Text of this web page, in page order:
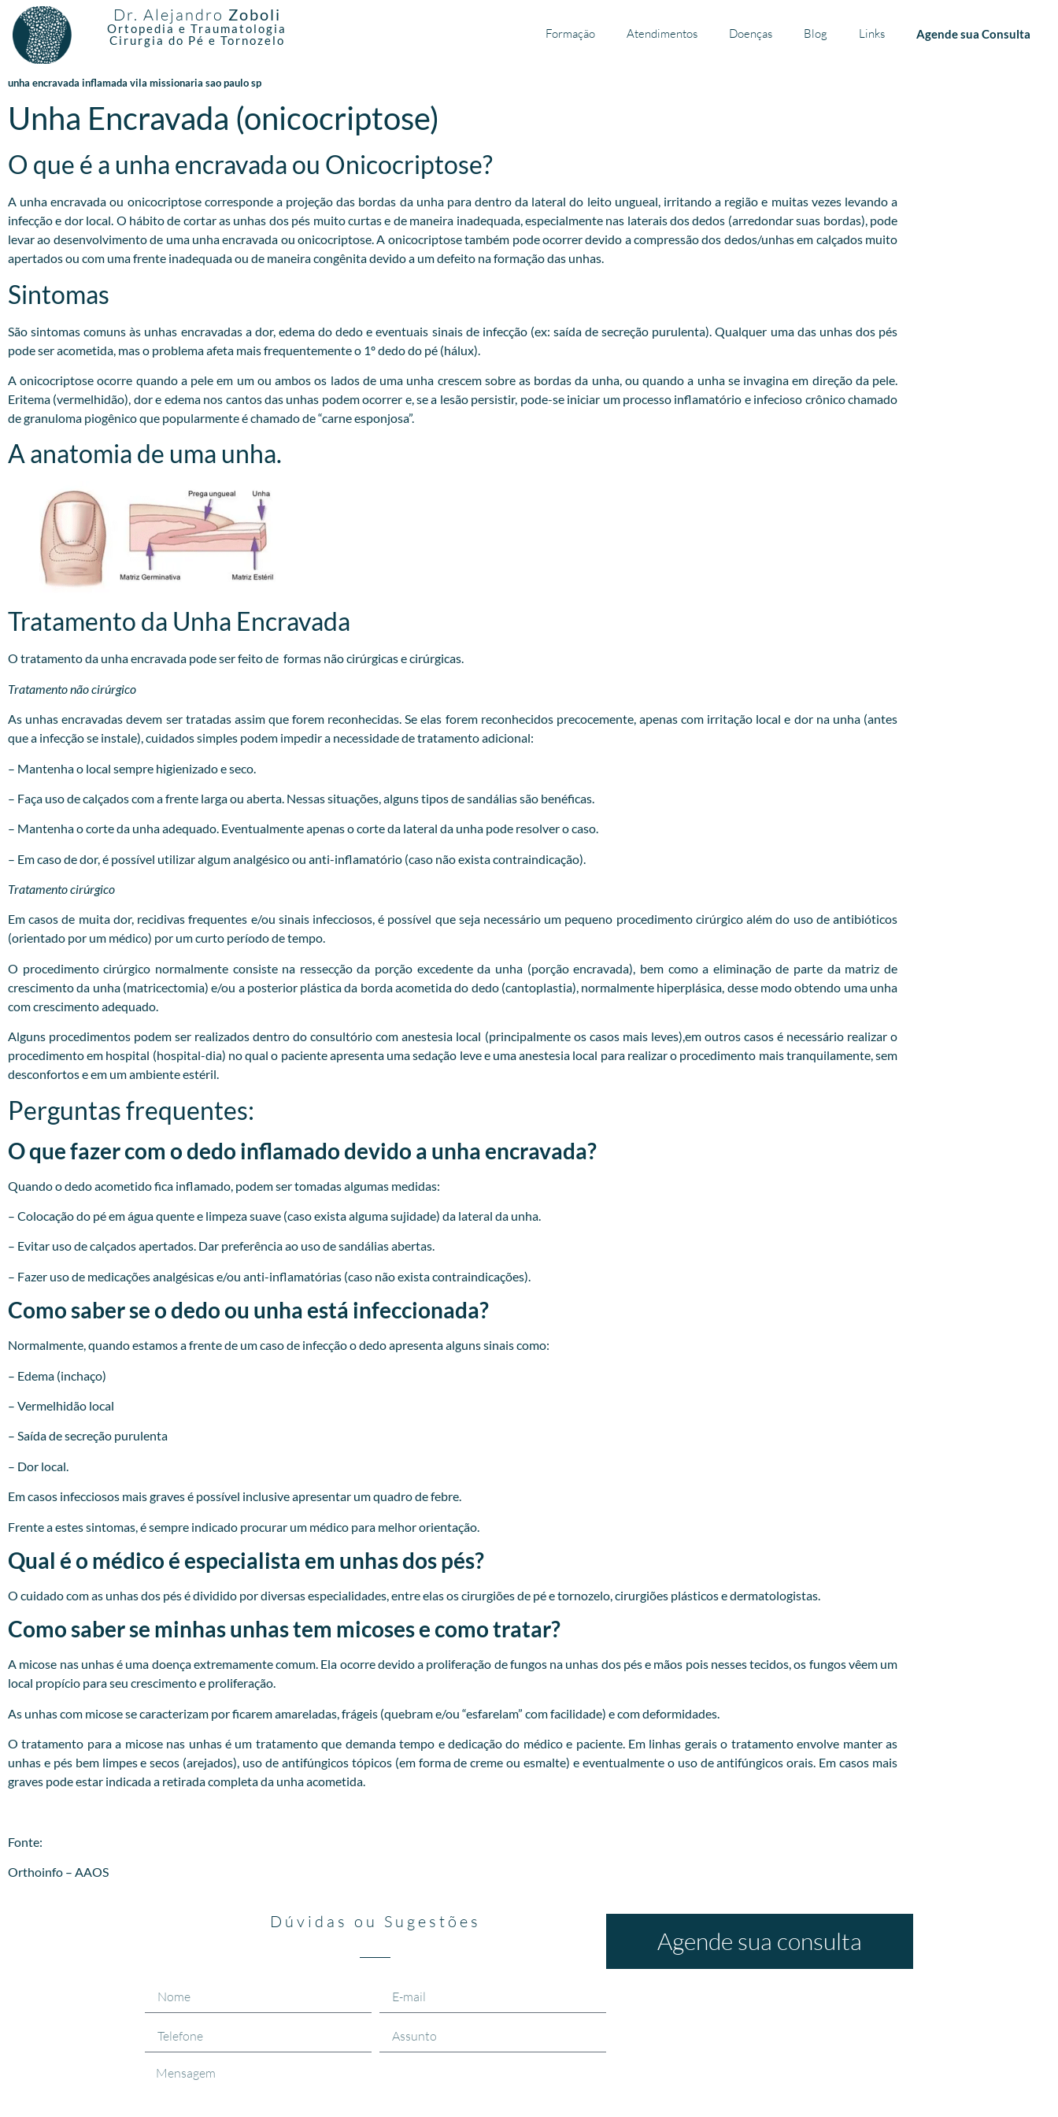
Dr. Alejandro Zoboli
Ortopedia e Traumatologia
Cirurgia do Pé e Tornozelo
Formação Atendimentos Doenças Blog Links Agende sua Consulta
unha encravada inflamada vila missionaria sao paulo sp
Unha Encravada (onicocriptose)
O que é a unha encravada ou Onicocriptose?
A unha encravada ou onicocriptose corresponde a projeção das bordas da unha para dentro da lateral do leito ungueal, irritando a região e muitas vezes levando a
infecção e dor local. O hábito de cortar as unhas dos pés muito curtas e de maneira inadequada, especialmente nas laterais dos dedos (arredondar suas bordas), pode
levar ao desenvolvimento de uma unha encravada ou onicocriptose. A onicocriptose também pode ocorrer devido a compressão dos dedos/unhas em calçados muito
apertados ou com uma frente inadequada ou de maneira congênita devido a um defeito na formação das unhas.
Sintomas
São sintomas comuns às unhas encravadas a dor, edema do dedo e eventuais sinais de infecção (ex: saída de secreção purulenta). Qualquer uma das unhas dos pés
pode ser acometida, mas o problema afeta mais frequentemente o 1º dedo do pé (hálux).
A onicocriptose ocorre quando a pele em um ou ambos os lados de uma unha crescem sobre as bordas da unha, ou quando a unha se invagina em direção da pele.
Eritema (vermelhidão), dor e edema nos cantos das unhas podem ocorrer e, se a lesão persistir, pode-se iniciar um processo inflamatório e infecioso crônico chamado
de granuloma piogênico que popularmente é chamado de “carne esponjosa”.
A anatomia de uma unha.
Tratamento da Unha Encravada
O tratamento da unha encravada pode ser feito de formas não cirúrgicas e cirúrgicas.
Tratamento não cirúrgico
As unhas encravadas devem ser tratadas assim que forem reconhecidas. Se elas forem reconhecidos precocemente, apenas com irritação local e dor na unha (antes
que a infecção se instale), cuidados simples podem impedir a necessidade de tratamento adicional:
– Mantenha o local sempre higienizado e seco.
– Faça uso de calçados com a frente larga ou aberta. Nessas situações, alguns tipos de sandálias são benéficas.
– Mantenha o corte da unha adequado. Eventualmente apenas o corte da lateral da unha pode resolver o caso.
– Em caso de dor, é possível utilizar algum analgésico ou anti-inflamatório (caso não exista contraindicação).
Tratamento cirúrgico
Em casos de muita dor, recidivas frequentes e/ou sinais infecciosos, é possível que seja necessário um pequeno procedimento cirúrgico além do uso de antibióticos
(orientado por um médico) por um curto período de tempo.
O procedimento cirúrgico normalmente consiste na ressecção da porção excedente da unha (porção encravada), bem como a eliminação de parte da matriz de
crescimento da unha (matricectomia) e/ou a posterior plástica da borda acometida do dedo (cantoplastia), normalmente hiperplásica, desse modo obtendo uma unha
com crescimento adequado.
Alguns procedimentos podem ser realizados dentro do consultório com anestesia local (principalmente os casos mais leves),em outros casos é necessário realizar o
procedimento em hospital (hospital-dia) no qual o paciente apresenta uma sedação leve e uma anestesia local para realizar o procedimento mais tranquilamente, sem
desconfortos e em um ambiente estéril.
Perguntas frequentes:
O que fazer com o dedo inflamado devido a unha encravada?
Quando o dedo acometido fica inflamado, podem ser tomadas algumas medidas:
– Colocação do pé em água quente e limpeza suave (caso exista alguma sujidade) da lateral da unha.
– Evitar uso de calçados apertados. Dar preferência ao uso de sandálias abertas.
– Fazer uso de medicações analgésicas e/ou anti-inflamatórias (caso não exista contraindicações).
Como saber se o dedo ou unha está infeccionada?
Normalmente, quando estamos a frente de um caso de infecção o dedo apresenta alguns sinais como:
– Edema (inchaço)
– Vermelhidão local
– Saída de secreção purulenta
– Dor local.
Em casos infecciosos mais graves é possível inclusive apresentar um quadro de febre.
Frente a estes sintomas, é sempre indicado procurar um médico para melhor orientação.
Qual é o médico é especialista em unhas dos pés?
O cuidado com as unhas dos pés é dividido por diversas especialidades, entre elas os cirurgiões de pé e tornozelo, cirurgiões plásticos e dermatologistas.
Como saber se minhas unhas tem micoses e como tratar?
A micose nas unhas é uma doença extremamente comum. Ela ocorre devido a proliferação de fungos na unhas dos pés e mãos pois nesses tecidos, os fungos vêem um
local propício para seu crescimento e proliferação.
As unhas com micose se caracterizam por ficarem amareladas, frágeis (quebram e/ou “esfarelam” com facilidade) e com deformidades.
O tratamento para a micose nas unhas é um tratamento que demanda tempo e dedicação do médico e paciente. Em linhas gerais o tratamento envolve manter as
unhas e pés bem limpes e secos (arejados), uso de antifúngicos tópicos (em forma de creme ou esmalte) e eventualmente o uso de antifúngicos orais. Em casos mais
graves pode estar indicada a retirada completa da unha acometida.
Fonte:
Orthoinfo – AAOS
Dúvidas ou Sugestões
Agende sua consulta